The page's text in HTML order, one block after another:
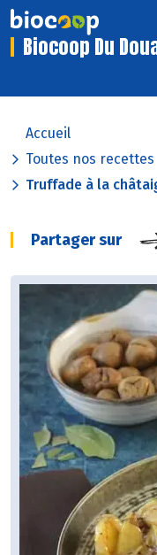
Biocoop Du
Accueil
Toutes nos recettes
Truffade à la
Partager sur